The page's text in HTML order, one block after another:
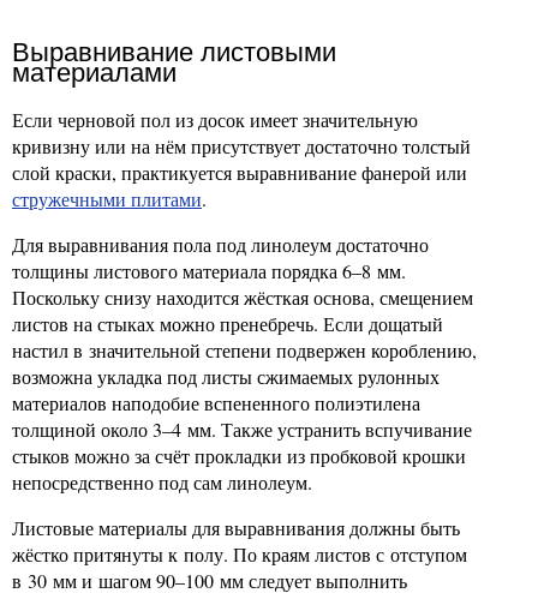
Выравнивание листовыми
материалами
Если черновой пол из досок имеет значительную
кривизну или на нём присутствует достаточно толстый
слой краски, практикуется выравнивание фанерой или
стружечными плитами.
Для выравнивания пола под линолеум достаточно
толщины листового материала порядка 6–8 мм.
Поскольку снизу находится жёсткая основа, смещением
листов на стыках можно пренебречь. Если дощатый
настил в значительной степени подвержен короблению,
возможна укладка под листы сжимаемых рулонных
материалов наподобие вспененного полиэтилена
толщиной около 3–4 мм. Также устранить вспучивание
стыков можно за счёт прокладки из пробковой крошки
непосредственно под сам линолеум.
Листовые материалы для выравнивания должны быть
жёстко притянуты к полу. По краям листов с отступом
в 30 мм и шагом 90–100 мм следует выполнить